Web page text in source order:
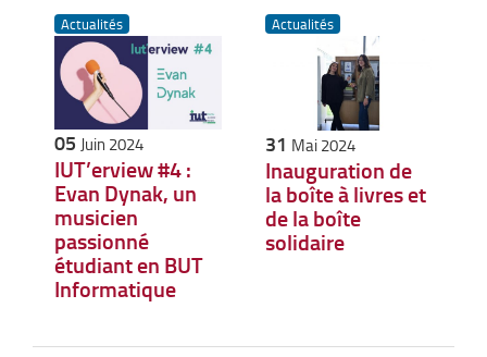
Actualités
05 Juin 2024
IUT’erview #4 :
Evan Dynak, un
musicien
passionné
étudiant en BUT
Informatique
Actualités
31 Mai 2024
Inauguration de
la boîte à livres et
de la boîte
solidaire